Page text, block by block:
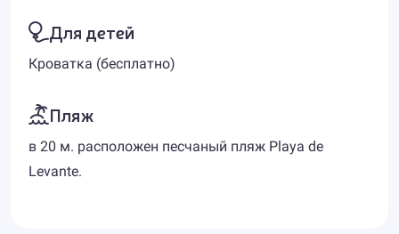
Для детей
Кроватка (бесплатно)
Пляж
в 20 м. расположен песчаный пляж Playa de
Levante.